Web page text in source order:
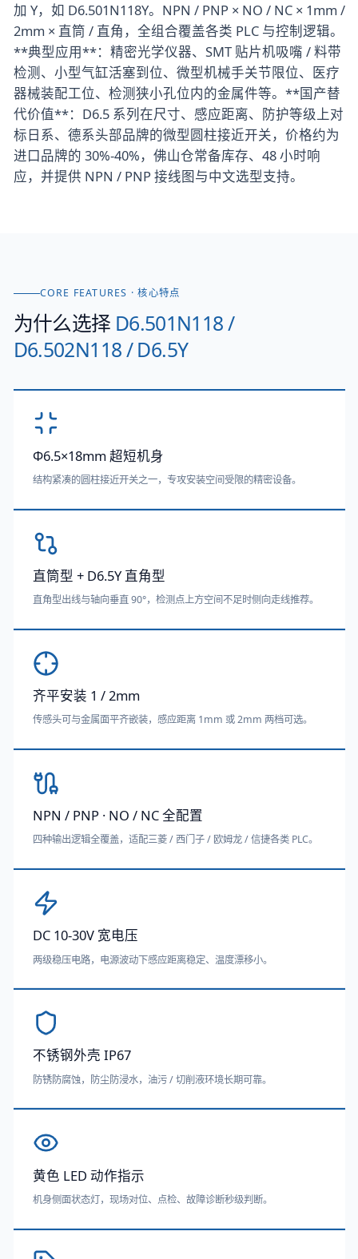
加 Y，如 D6.501N118Y。NPN / PNP × NO / NC × 1mm /
2mm × 直筒 / 直角，全组合覆盖各类 PLC 与控制逻辑。
**典型应用**：精密光学仪器、SMT 贴片机吸嘴 / 料带
检测、小型气缸活塞到位、微型机械手关节限位、医疗
器械装配工位、检测狭小孔位内的金属件等。**国产替
代价值**：D6.5 系列在尺寸、感应距离、防护等级上对
标日系、德系头部品牌的微型圆柱接近开关，价格约为
进口品牌的 30%-40%，佛山仓常备库存、48 小时响
应，并提供 NPN / PNP 接线图与中文选型支持。
CORE FEATURES · 核心特点
为什么选择 D6.501N118 /
D6.502N118 / D6.5Y
Φ6.5×18mm 超短机身
结构紧凑的圆柱接近开关之一，专攻安装空间受限的精密设备。
直筒型 + D6.5Y 直角型
直角型出线与轴向垂直 90°，检测点上方空间不足时侧向走线推荐。
齐平安装 1 / 2mm
传感头可与金属面平齐嵌装，感应距离 1mm 或 2mm 两档可选。
NPN / PNP · NO / NC 全配置
四种输出逻辑全覆盖，适配三菱 / 西门子 / 欧姆龙 / 信捷各类 PLC。
DC 10-30V 宽电压
两级稳压电路，电源波动下感应距离稳定、温度漂移小。
不锈钢外壳 IP67
防锈防腐蚀，防尘防浸水，油污 / 切削液环境长期可靠。
黄色 LED 动作指示
机身侧面状态灯，现场对位、点检、故障诊断秒级判断。